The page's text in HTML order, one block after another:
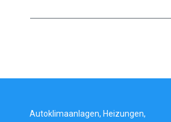
Autoklimaanlagen, Heizungen,